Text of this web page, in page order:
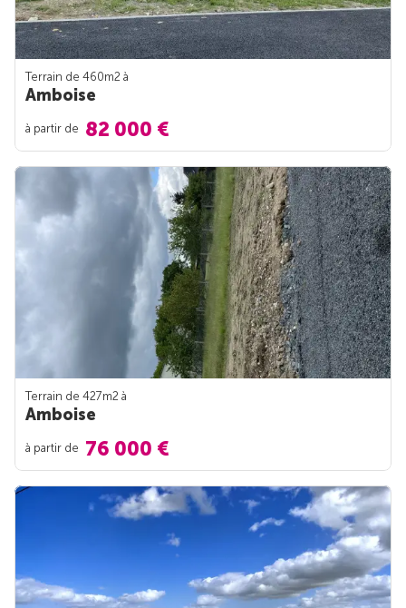
Terrain de 460m2 à
Amboise
à partir de 82 000 €
Terrain de 427m2 à
Amboise
à partir de 76 000 €